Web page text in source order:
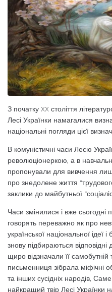
З початку XX століття
Лесі Українки намагалися
національ­ні погляди цієї
В комуністичні часи Лесю
революціонеркою, а в
пропонували для вивчення
про знедолене життя
заклики до майбутньої
Часи змінилися і вже сьогодні
гово­рять переважно як про
української націо­нальної ідеї
знову підбираються
щиро відзначали її само­бутній
письменниця зібрала міфічні
та інших сусідніх народів,
найкращий твір Лесі Українки